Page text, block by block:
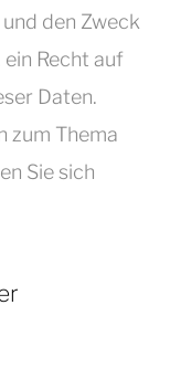
den Zweck
Recht auf
Daten.
zum Thema
Sie sich